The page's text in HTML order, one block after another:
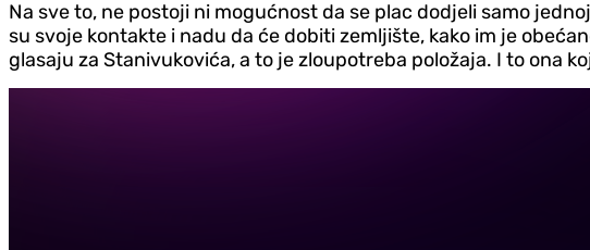
Na sve to, ne postoji ni mogućnost da se plac dodjeli samo
su svoje kontakte i nadu da će dobiti zemljište, kako im je
glasaju za Stanivukovića, a to je zloupotreba položaja. I to ona